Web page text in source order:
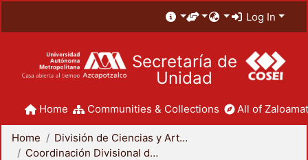
Log In
Secretaría de
Unidad
Home Communities & Collections All of
Home
División de Ciencias y Artes para el Diseño
Coordinación Divisional de Docencia